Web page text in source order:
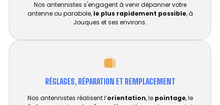
Nos antennistes s'engagent à venir dépanner votre
antenne ou parabole, le plus rapidement possible, à
Jouques et ses environs.
RÉGLAGES, RÉPARATION ET REMPLACEMENT​
Nos antennistes réalisent l’orientation, le pointage, le